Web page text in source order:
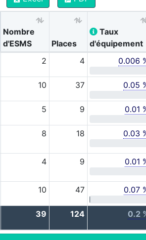
Nombre
d'ESMS
Places
Taux
d'équipement
2 4 0.006
10 37 0.05
5 9 0.01
8 18 0.03
4 9 0.01
10 47 0.07
39 124 0.2